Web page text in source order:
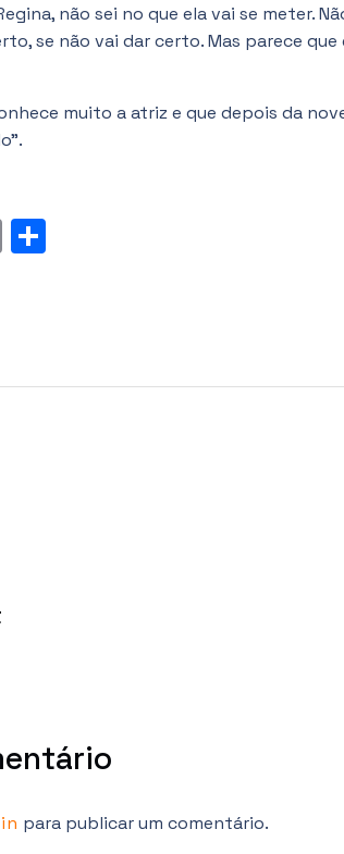
não sei no que ela vai se meter.
se não vai dar certo. Mas parece
muito a atriz e que depois da
E
m
para publicar um comentário.